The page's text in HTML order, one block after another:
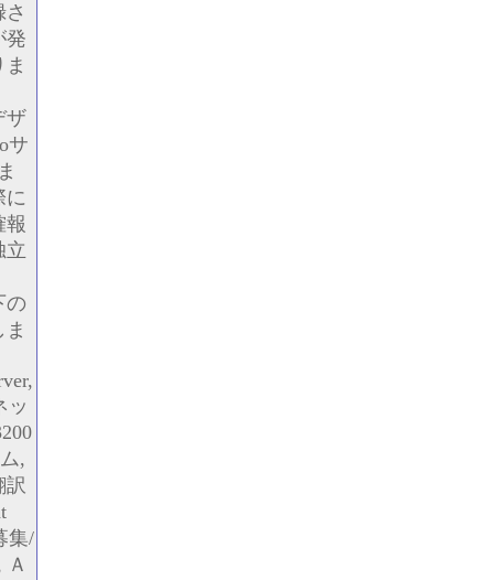
発
ザ
サ
に
報
立
の
ッ
,
訳
集/